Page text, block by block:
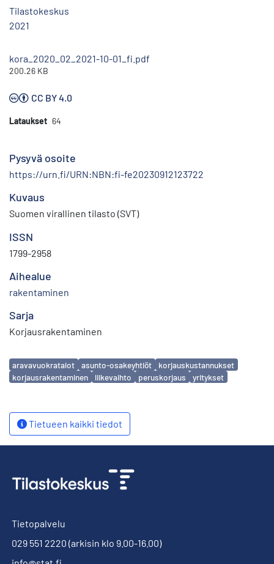
Tilastokeskus
2021
kora_2020_02_2021-10-01_fi.pdf
200.26 KB
CC BY 4.0
Lataukset 64
Pysyvä osoite
https://urn.fi/URN:NBN:fi-fe20230912123722
Kuvaus
Suomen virallinen tilasto (SVT)
ISSN
1799-2958
Aihealue
rakentaminen
Sarja
Korjausrakentaminen
Avainsanat
aravavuokratalot asunto-osakeyhtiöt
korjauskustannukset
korjausrakentaminen
liikevaihto peruskorjaus yritykset
Tietueen kaikki tiedot
Tietopalvelu
029 551 2220 (arkisin klo 9.00-16.00)